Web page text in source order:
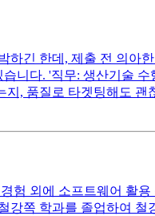
긴 한데, 제출 전 의아
니다. '직무: 생산기술
, 품질로 타겟팅해도
외에 소프트웨어 활
쪽 학과를 졸업하여